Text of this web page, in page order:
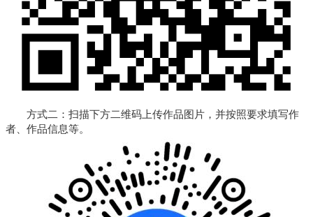
方式二：扫描下方二维码上传作品图片，并按照要求填写作
者、作品信息等。